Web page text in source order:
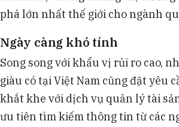
phá lớn nhất thế giới cho ngành
Ngày càng khó tính
Song song với khẩu vị rủi ro cao,
giàu có tại Việt Nam cũng đặt yêu
khắt khe với dịch vụ quản lý tài
ưu tiên tìm kiếm thông tin từ các